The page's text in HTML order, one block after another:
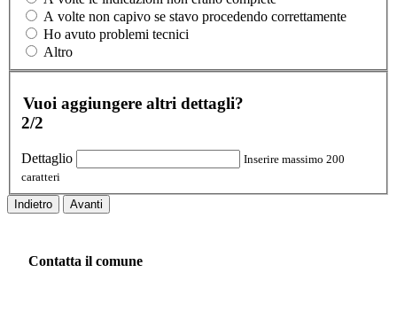
A volte non capivo se stavo procedendo correttamente
Ho avuto problemi tecnici
Altro
Vuoi aggiungere altri dettagli?
2/2
Dettaglio
Inserire massimo 200
caratteri
Indietro Avanti
Contatta il comune